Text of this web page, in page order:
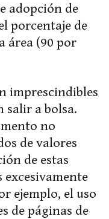
adopción de
porcentaje de
área (90 por
imprescindibles
salir a bolsa.
no
de valores
de estas
ejemplo, el uso
de páginas de